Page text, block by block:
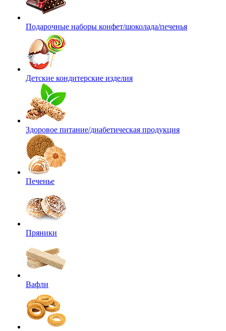
Подарочные наборы конфет/шоколада/печенья
Детские кондитерские изделия
Здоровое питание/диабетическая продукция
Печенье
Пряники
Вафли